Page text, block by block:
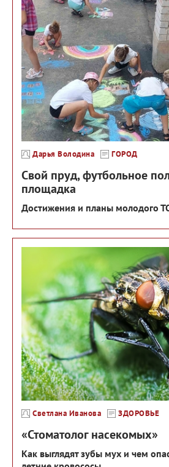
Дарья Володина ГОРОД
Свой пруд, футбольное
площадка
Достижения и планы молодого
Светлана Иванова ЗДОРОВЬЕ
«Стоматолог насекомых»
Как выглядят зубы мух и чем